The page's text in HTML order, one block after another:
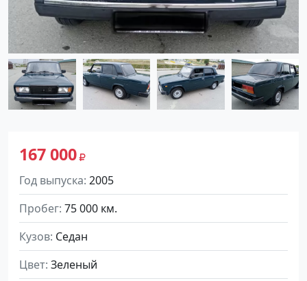
167 000
Год выпуска 2005
Пробег 75 000 км.
Кузов Седан
Цвет Зеленый